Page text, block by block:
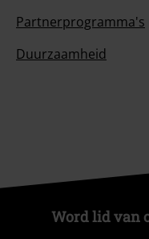
Partnerprogramma's
Duurzaamheid
Word lid van